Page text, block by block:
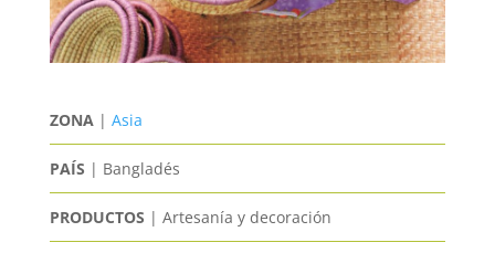
ZONA | Asia
PAÍS | Bangladés
PRODUCTOS | Artesanía y decoración